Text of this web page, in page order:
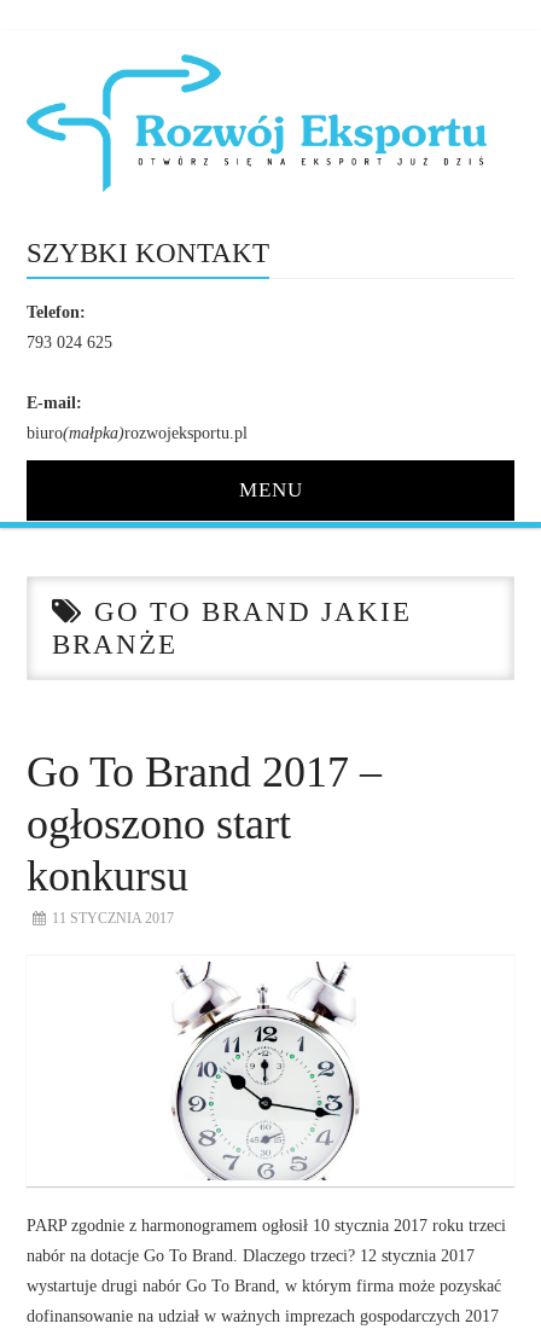
SZYBKI KONTAKT
Telefon:
793 024 625
E-mail:
biuro(małpka)rozwojeksportu.pl
MENU
O NAS
DORADZTWO
PLAN ROZWOJU EKSPORTU
PROEXIO
GO TO BRAND JAKIE
BRANŻE
Go To Brand 2017 –
ogłoszono start
konkursu
11 STYCZNIA 2017
PARP zgodnie z harmonogramem ogłosił 10 stycznia 2017 roku trzeci
nabór na dotacje Go To Brand. Dlaczego trzeci? 12 stycznia 2017
wystartuje drugi nabór Go To Brand, w którym firma może pozyskać
dofinansowanie na udział w ważnych imprezach gospodarczych 2017